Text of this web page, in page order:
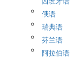
俄语
瑞典语
芬兰语
阿拉伯语